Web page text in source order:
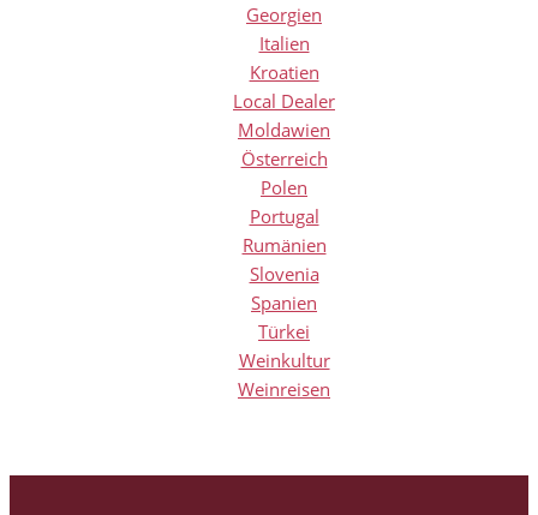
Georgien
Italien
Kroatien
Local Dealer
Moldawien
Österreich
Polen
Portugal
Rumänien
Slovenia
Spanien
Türkei
Weinkultur
Weinreisen